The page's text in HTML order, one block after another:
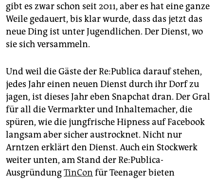
gibt es zwar schon seit 2011, aber es hat eine ganze
Weile gedauert, bis klar wurde, dass das jetzt das
neue Ding ist unter Jugendlichen. Der Dienst, wo
sie sich versammeln.
Und weil die Gäste der Re:Publica darauf stehen,
jedes Jahr einen neuen Dienst durch ihr Dorf zu
jagen, ist dieses Jahr eben Snapchat dran. Der Gral
für all die Vermarkter und Inhaltemacher, die
spüren, wie die jungfrische Hipness auf Facebook
langsam aber sicher austrocknet. Nicht nur
Arntzen erklärt den Dienst. Auch ein Stockwerk
weiter unten, am Stand der Re:Publica-
AusgründungTinCon für Teenager bieten